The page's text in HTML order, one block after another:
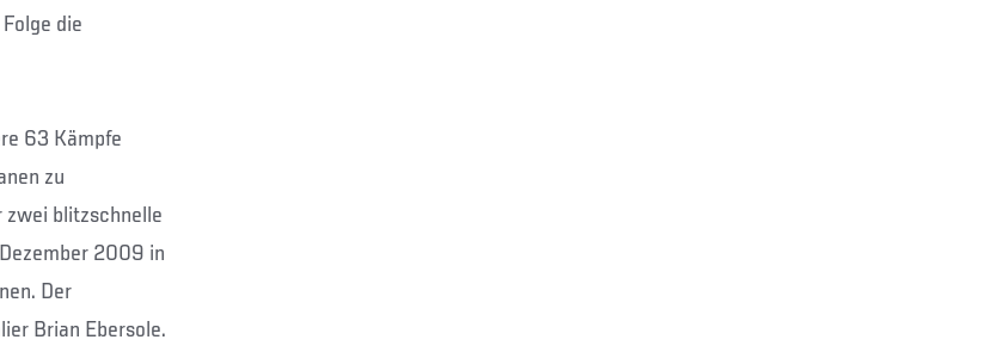
die
63 Kämpfe
zu
zwei blitzschnelle
2009 in
Der
Brian Ebersole.